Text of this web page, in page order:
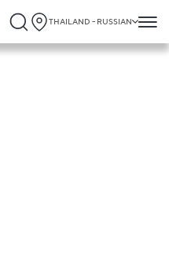
THAILAND - RUSSIAN